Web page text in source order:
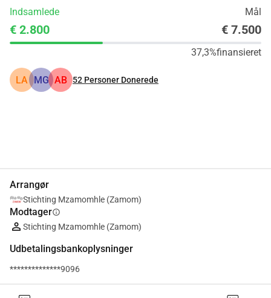
Indsamlede Mål
€ 2.800 € 7.500
37,3%finansieret
LA MG AB 52 Personer Donerede
Arrangør
Stichting Mzamomhle (Zamom)
Modtagerinfo
Stichting Mzamomhle (Zamom)
Udbetalingsbankoplysninger
**************9096